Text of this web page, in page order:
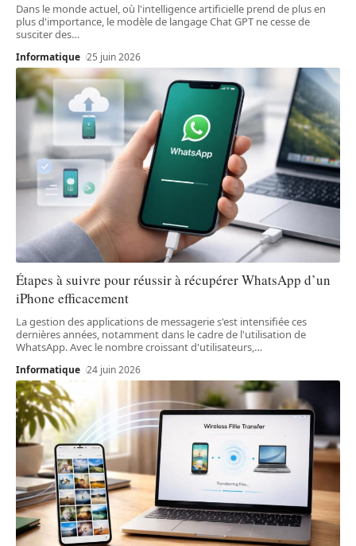
Dans le monde actuel, où l'intelligence artificielle prend de plus en
plus d'importance, le modèle de langage Chat GPT ne cesse de
susciter des…
Informatique 25 juin 2026
Étapes à suivre pour réussir à récupérer WhatsApp d’un
iPhone efficacement
La gestion des applications de messagerie s'est intensifiée ces
dernières années, notamment dans le cadre de l'utilisation de
WhatsApp. Avec le nombre croissant d'utilisateurs, …
Informatique 24 juin 2026